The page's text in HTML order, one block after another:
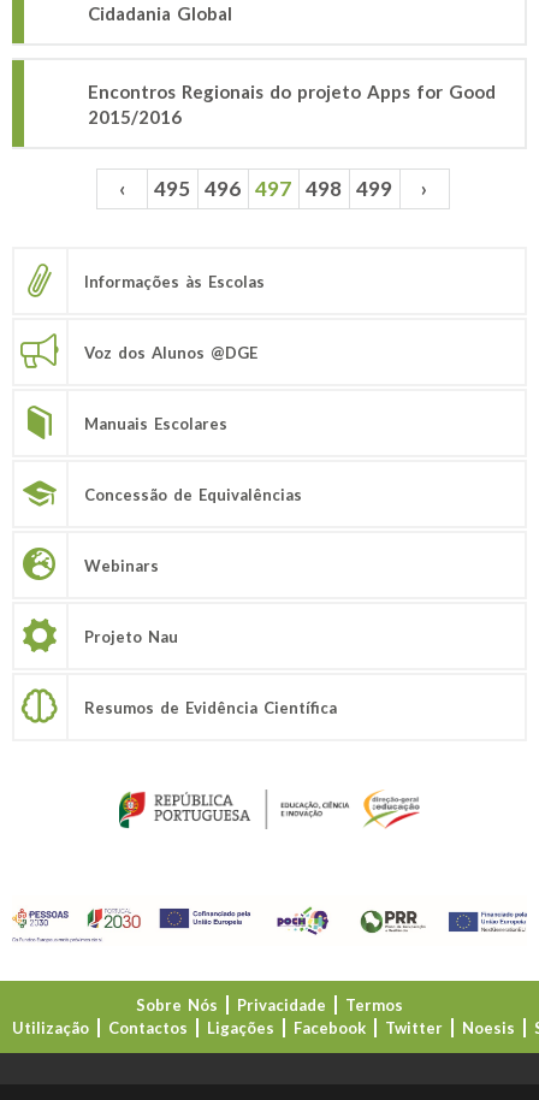
Cidadania Global
Encontros Regionais do projeto Apps for Good
2015/2016
Páginas ‹ 495 496 497 498 499 ›
Informações às Escolas
Voz dos Alunos @DGE
Manuais Escolares
Concessão de Equivalências
Webinars
Projeto Nau
Resumos de Evidência Científica
Sobre Nós Privacidade
Termos
Utilização
Contactos Ligações Facebook Twitter Noesis